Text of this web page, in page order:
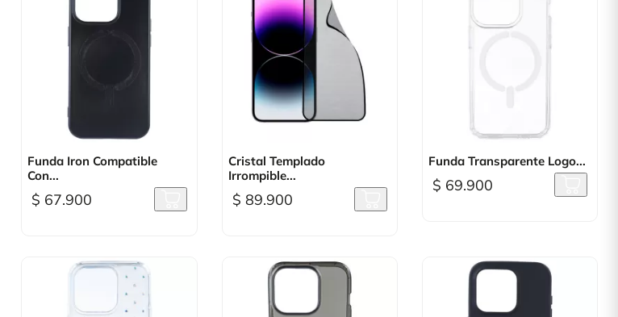
Vista rápida
Funda Iron Compatible
Con...
$ 67.900
Vista rápida
Cristal Templado
Irrompible...
$ 89.900
Vista rápida
Funda Transparente Logo...
$ 69.900